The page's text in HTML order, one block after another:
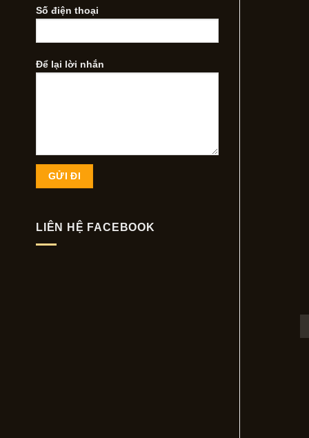
Số điện thoại
Để lại lời nhắn
LIÊN HỆ FACEBOOK